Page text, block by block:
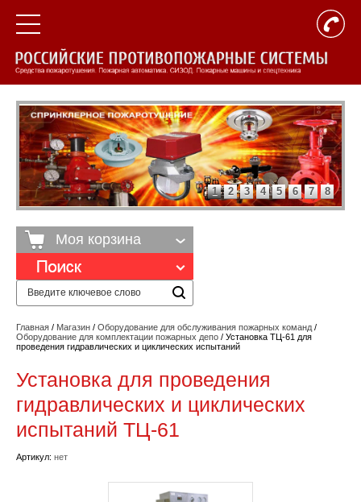
1 2 3 4 5 6 7 8
Моя корзина
Главная / Магазин / Оборудование для обслуживания пожарных команд /
Оборудование для комплектации пожарных депо / Установка ТЦ-61 для
проведения гидравлических и циклических испытаний
Установка для проведения
гидравлических и циклических
испытаний ТЦ-61
Артикул: нет